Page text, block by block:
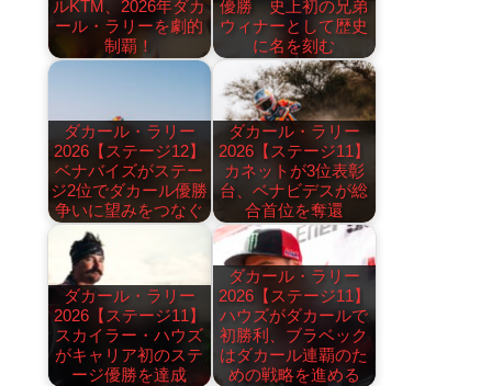
ルKTM、2026年ダカ
ール・ラリーを劇的
制覇！
優勝 史上初の兄弟
ウィナーとして歴史
に名を刻む
ダカール・ラリー
2026【ステージ12】
ベナバイズがステー
ジ2位でダカール優勝
争いに望みをつなぐ
ダカール・ラリー
2026【ステージ11】
カネットが3位表彰
台、ベナビデスが総
合首位を奪還
ダカール・ラリー
2026【ステージ11】
スカイラー・ハウズ
がキャリア初のステ
ージ優勝を達成
ダカール・ラリー
2026【ステージ11】
ハウズがダカールで
初勝利、ブラベック
はダカール連覇のた
めの戦略を進める